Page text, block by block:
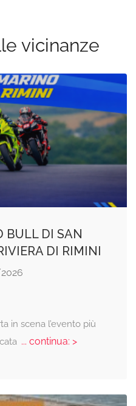
vicinanze
BULL DI SAN
DI RIMINI
in scena l’evento più
... continua: >